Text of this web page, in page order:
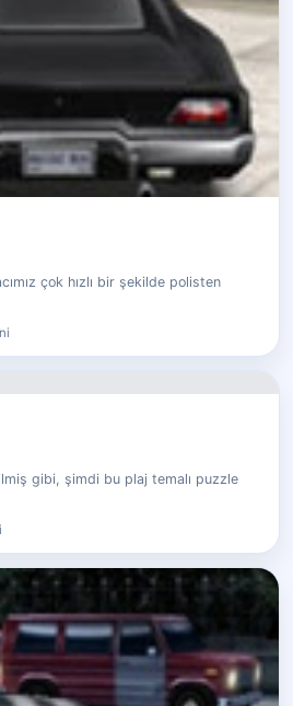
çok hızlı bir şekilde polisten
gibi, şimdi bu plaj temalı puzzle